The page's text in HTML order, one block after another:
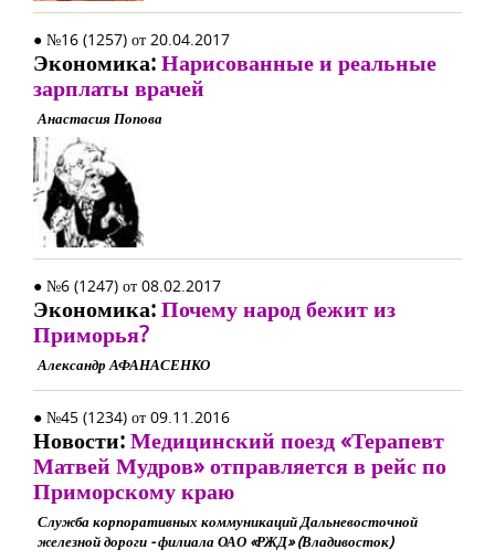
● №16 (1257) от 20.04.2017
Экономика:Нарисованные и реальные
зарплаты врачей
Анастасия Попова
● №6 (1247) от 08.02.2017
Экономика:Почему народ бежит из
Приморья?
Александр АФАНАСЕНКО
● №45 (1234) от 09.11.2016
Новости:Медицинский поезд «Терапевт
Матвей Мудров» отправляется в рейс по
Приморскому краю
Служба корпоративных коммуникаций Дальневосточной
железной дороги - филиала ОАО «РЖД» (Владивосток)